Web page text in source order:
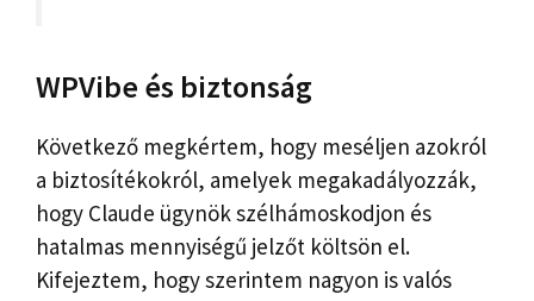
WPVibe és biztonság
Következő megkértem, hogy meséljen azokról
a biztosítékokról, amelyek megakadályozzák,
hogy Claude ügynök szélhámoskodjon és
hatalmas mennyiségű jelzőt költsön el.
Kifejeztem, hogy szerintem nagyon is valós